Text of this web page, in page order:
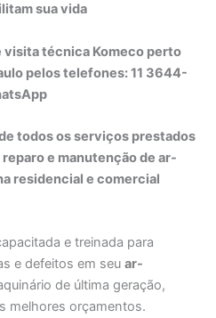
sua vida
visita técnica Komeco perto
pelos telefones: 11 3644-
todos os serviços prestados
e manutenção de ar-
residencial e comercial
e treinada para
e defeitos em seuar-
de última geração,
melhores orçamentos.